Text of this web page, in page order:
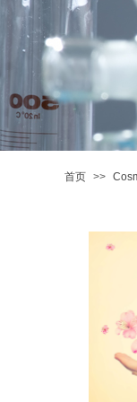
首页 >>